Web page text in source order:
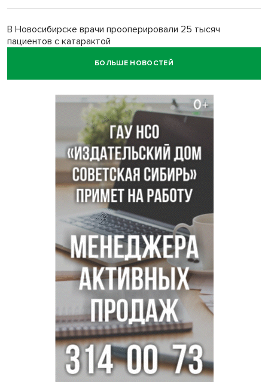
В Новосибирске врачи прооперировали 25 тысяч
пациентов с катарактой
БОЛЬШЕ НОВОСТЕЙ